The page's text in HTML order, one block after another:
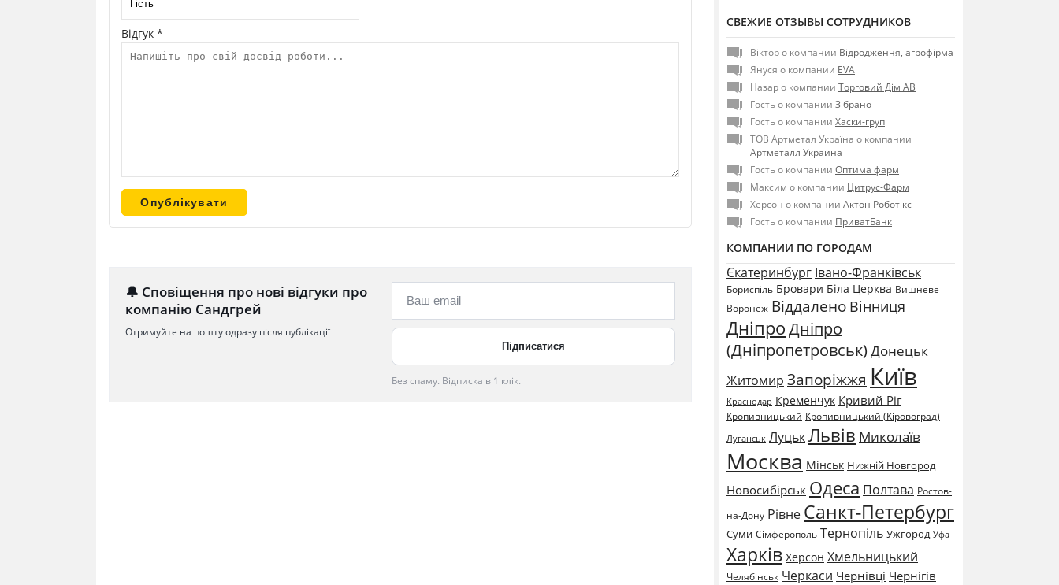
Відгук *
🔔 Сповіщення про нові відгуки про
компанію Сандгрей
Отримуйте на пошту одразу після публікації
Без спаму. Відписка в 1 клік.
СВЕЖИЕ ОТЗЫВЫ СОТРУДНИКОВ
Віктор о компании Відродження, агрофірма
Януся о компании EVA
Назар о компании Торговий Дім АВ
Гость о компании Зібрано
Гость о компании Хаски-груп
ТОВ Артметал Україна о компании
Артметалл Украина
Гость о компании Оптима фарм
Максим о компании Цитрус-Фарм
Херсон о компании Актон Роботікс
Гость о компании ПриватБанк
КОМПАНИИ ПО ГОРОДАМ
Єкатеринбург Івано-Франківськ
Бориспіль Бровари Біла Церква Вишневе
Воронеж Віддалено Вінниця
ДніпроДніпро
(Дніпропетровськ) Донецьк
Житомир Запоріжжя Київ
Краснодар Кременчук Кривий Ріг
Кропивницький Кропивницький (Кіровоград)
Луганськ ЛуцькЛьвів Миколаїв
Москва Мінськ Нижній Новгород
Новосибірськ Одеса Полтава Ростов-
на-Дону Рівне Санкт-Петербург
Суми Сімферополь Тернопіль Ужгород Уфа
Харків Херсон Хмельницький
Челябінськ Черкаси Чернівці Чернігів